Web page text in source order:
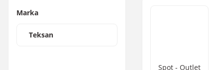
Marka
Teksan
Spot - Outlet